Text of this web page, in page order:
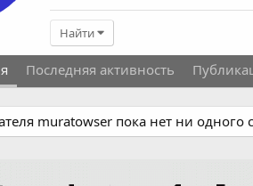
Найти
Последняя активность
muratowser пока нет ни одного